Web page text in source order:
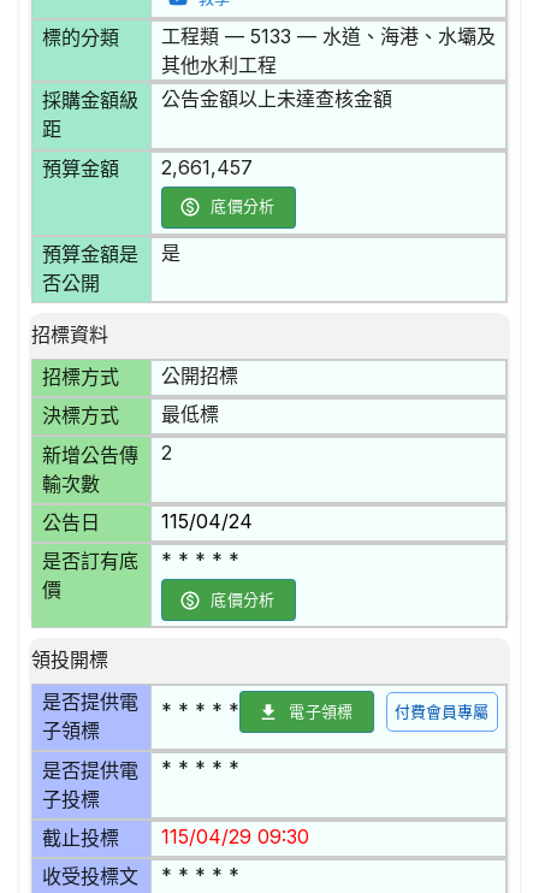
標的分類
工程類 — 5133 — 水道、海港、水壩及
其他水利工程
採購金額級
距
公告金額以上未達查核金額
預算金額 2,661,457
底價分析
預算金額是
否公開
是
招標資料
招標方式
公開招標
決標方式 最低標
新增公告傳
輸次數
2
公告日 115/04/24
是否訂有底
價
* * * * *
底價分析
領投開標
是否提供電
子領標
* * * * * 電子領標 付費會員專屬
是否提供電
子投標
* * * * *
截止投標 115/04/29 09:30
收受投標文
* * * * *